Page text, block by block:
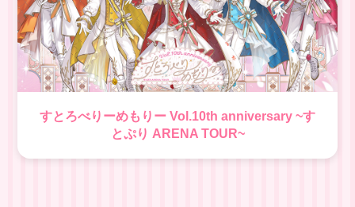
すとろべりーめもりー Vol.10th anniversary ~す
とぷり ARENA TOUR~